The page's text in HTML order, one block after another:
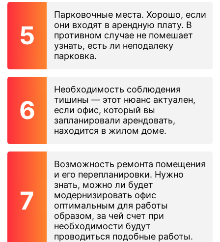
Парковочные места. Хорошо, если
они входят в арендную плату. В
противном случае не помешает
узнать, есть ли неподалеку
парковка.
Необходимость соблюдения
тишины — этот нюанс актуален,
если офис, который вы
запланировали арендовать,
находится в жилом доме.
Возможность ремонта помещения
и его перепланировки. Нужно
знать, можно ли будет
модернизировать офис
оптимальным для работы
образом, за чей счет при
необходимости будут
проводиться подобные работы.